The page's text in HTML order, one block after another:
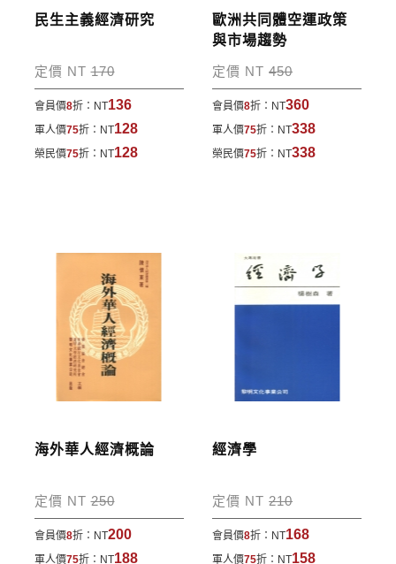
運費說明:
*國內凡一次訂購本公司書籍900元(含)以上，採國內
包裹運送，一律免運費；899元以下須自付80元運
費。外文書籍將由專人估價
，訂購後48小時內回覆運
寄送說明:
付款完成後，本公司將於七日內以郵寄方式寄送到您
所指定的地點。
民生主義經濟研究
定價 NT170
會員價8折： NT136
軍人價75折： NT128
榮民價75折： NT128
歐洲共同體空運政策
與市場趨勢
定價 NT450
會員價8折： NT360
軍人價75折： NT338
榮民價75折： NT338
海外華人經濟概論
定價 NT250
會員價8折： NT200
軍人價75折： NT188
經濟學
定價 NT210
會員價8折： NT168
軍人價75折： NT158